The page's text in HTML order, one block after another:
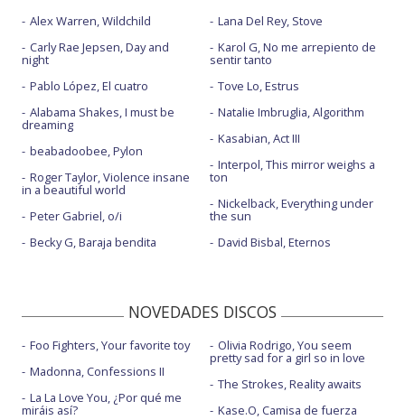
Alex Warren, Wildchild
Carly Rae Jepsen, Day and
night
Pablo López, El cuatro
Alabama Shakes, I must be
dreaming
beabadoobee, Pylon
Roger Taylor, Violence insane
in a beautiful world
Peter Gabriel, o/i
Becky G, Baraja bendita
Lana Del Rey, Stove
Karol G, No me arrepiento de
sentir tanto
Tove Lo, Estrus
Natalie Imbruglia, Algorithm
Kasabian, Act III
Interpol, This mirror weighs a
ton
Nickelback, Everything under
the sun
David Bisbal, Eternos
NOVEDADES DISCOS
Foo Fighters, Your favorite toy
Madonna, Confessions II
La La Love You, ¿Por qué me
miráis así?
Olivia Rodrigo, You seem
pretty sad for a girl so in love
The Strokes, Reality awaits
Kase.O, Camisa de fuerza